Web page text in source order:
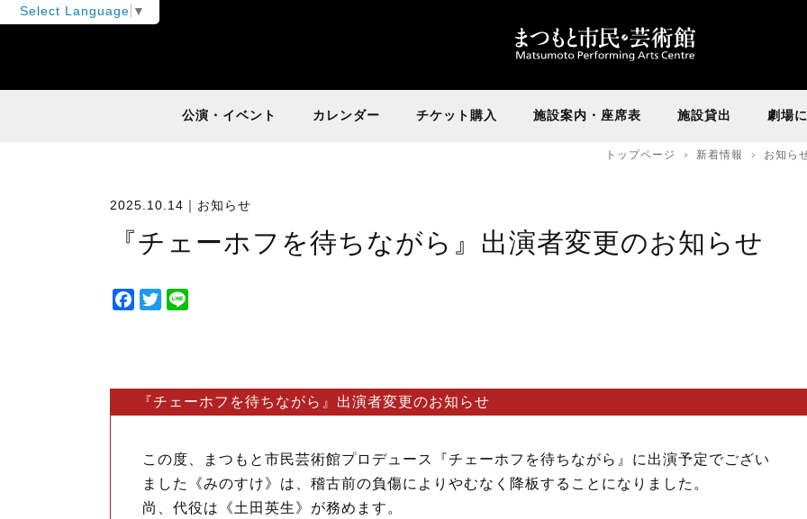
Select Language ▼
公演・イベント カレンダー チケット購入 施設案内・座席表 施設貸出 劇場
トップページ 新着情報 お知ら
2025.10.14｜ お知らせ
『チェーホフを待ちながら』出演者変更のお知らせ
F
b
T
t
e
『チェーホフを待ちながら』出演者変更のお知らせ
この度、まつもと市民芸術館プロデュース『チェーホフを待ちながら』に出演予定でござい
ました《みのすけ》は、稽古前の負傷によりやむなく降板することになりました。
尚、代役は《土田英生》が務めます。